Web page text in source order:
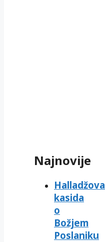
Najnovije
Halladžova
kasida
o
Božjem
Poslaniku